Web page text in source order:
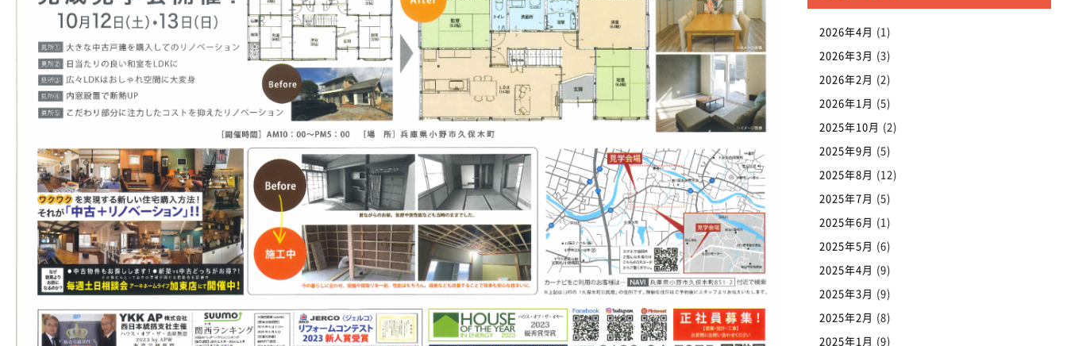
2026年4月 (1)
2026年3月 (3)
2026年2月 (2)
2026年1月 (5)
2025年10月 (2)
2025年9月 (5)
2025年8月 (12)
2025年7月 (5)
2025年6月 (1)
2025年5月 (6)
2025年4月 (9)
2025年3月 (9)
2025年2月 (8)
2025年1月 (9)